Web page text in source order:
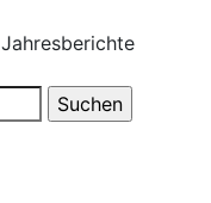
Jahresberichte